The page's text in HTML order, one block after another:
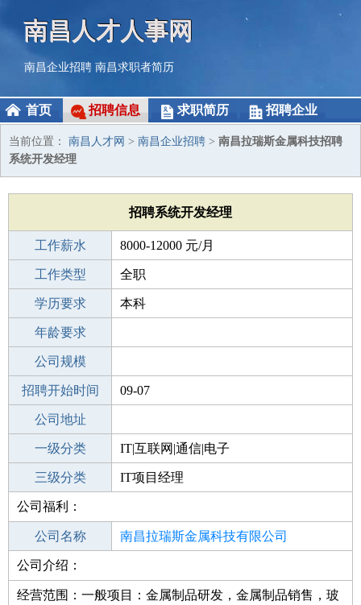
南昌人才人事网
南昌企业招聘 南昌求职者简历
首页 招聘信息 求职简历 招聘企业
当前位置： 南昌人才网 > 南昌企业招聘 > 南昌拉瑞斯金属科技招聘
系统开发经理
招聘系统开发经理
工作薪水 8000-12000 元/月
招聘人数 1人
工作类型 全职
性别要求 -
学历要求 本科
工作经验
年龄要求
工作地点
公司规模
公司电话
招聘开始时间 09-07
招聘结束时间
公司地址
一级分类 IT|互联网|通信|电子
二级分类 IT项目
三级分类 IT项目经理
其他行业
公司福利：
公司名称 南昌拉瑞斯金属科技有限公司
公司类型
公司介绍：
经营范围：一般项目：金属制品研发，金属制品销售，玻